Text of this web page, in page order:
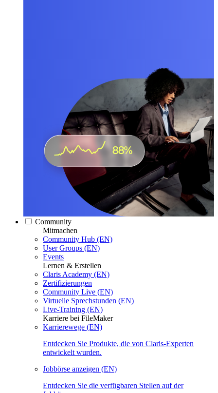
Community
Mitmachen
Community Hub (EN)
User Groups (EN)
Events
Lernen & Erstellen
Claris Academy (EN)
Zertifizierungen
Community Live (EN)
Virtuelle Sprechstunden (EN)
Live-Training (EN)
Karriere bei FileMaker
Karrierewege (EN)
Entdecken Sie Produkte, die von Claris-Experten
entwickelt wurden.
Jobbörse anzeigen (EN)
Entdecken Sie die verfügbaren Stellen auf der